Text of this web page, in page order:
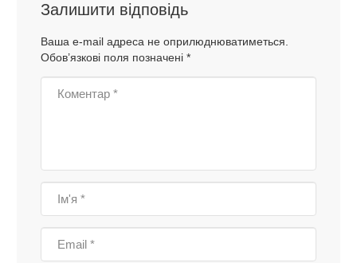
Залишити відповідь
Ваша e-mail адреса не оприлюднюватиметься.
Обов’язкові поля позначені *